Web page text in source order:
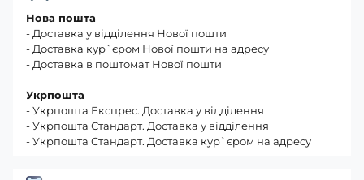
Нова пошта
- Доставка у відділення Нової пошти
- Доставка кур`єром Нової пошти на адресу
- Доставка в поштомат Нової пошти
Укрпошта
- Укрпошта Експрес. Доставка у відділення
- Укрпошта Стандарт. Доставка у відділення
- Укрпошта Стандарт. Доставка кур`єром на адресу